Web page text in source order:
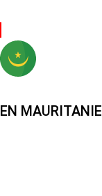
EN MAURITANIE